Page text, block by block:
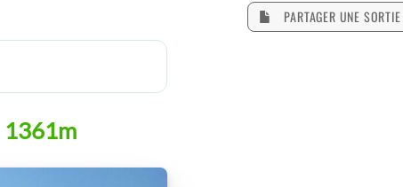
1361m
PARTAGER UNE SORTIE